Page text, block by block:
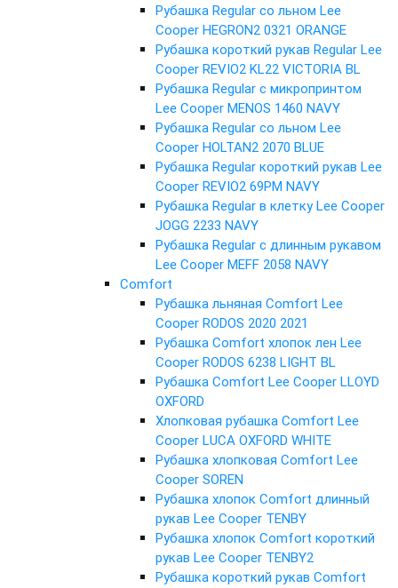
Рубашка Regular со льном Lee
Cooper HEGRON2 0321 ORANGE
Рубашка короткий рукав Regular Lee
Cooper REVIO2 KL22 VICTORIA BL
Рубашка Regular с микропринтом
Lee Cooper MENOS 1460 NAVY
Рубашка Regular со льном Lee
Cooper HOLTAN2 2070 BLUE
Рубашка Regular короткий рукав Lee
Cooper REVIO2 69PM NAVY
Рубашка Regular в клетку Lee Cooper
JOGG 2233 NAVY
Рубашка Regular с длинным рукавом
Lee Cooper MEFF 2058 NAVY
Comfort
Рубашка льняная Comfort Lee
Cooper RODOS 2020 2021
Рубашка Comfort хлопок лен Lee
Cooper RODOS 6238 LIGHT BL
Рубашка Comfort Lee Cooper LLOYD
OXFORD
Хлопковая рубашка Comfort Lee
Cooper LUCA OXFORD WHITE
Рубашка хлопковая Comfort Lee
Cooper SOREN
Рубашка хлопок Comfort длинный
рукав Lee Cooper TENBY
Рубашка хлопок Comfort короткий
рукав Lee Cooper TENBY2
Рубашка короткий рукав Comfort